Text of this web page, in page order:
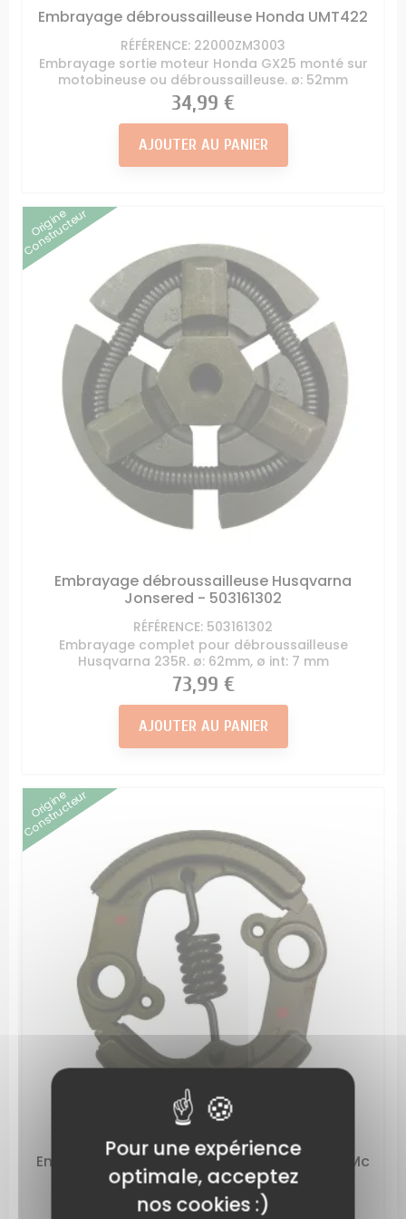
Embrayage débroussailleuse Honda UMT422
RÉFÉRENCE: 22000ZM3003
Embrayage sortie moteur Honda GX25 monté sur
motobineuse ou débroussailleuse. ø: 52mm
Prix
34,99 €
AJOUTER AU PANIER
Origine
Constructeur
Embrayage débroussailleuse Husqvarna
Jonsered - 503161302
RÉFÉRENCE: 503161302
Embrayage complet pour débroussailleuse
Husqvarna 235R. ø: 62mm, ø int: 7 mm
Prix
73,99 €
AJOUTER AU PANIER
Origine
Constructeur
Embrayage débroussailleuse Husqvarna / Mc
Culloch 521636401
RÉFÉRENCE: 597557301
Pour une expérience
optimale, acceptez
nos cookies :)